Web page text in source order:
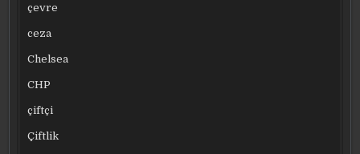
çevre
ceza
Chelsea
CHP
çiftçi
Çiftlik